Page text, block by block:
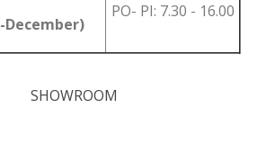
PO- PI: 7.30 - 16.00
SHOWROOM